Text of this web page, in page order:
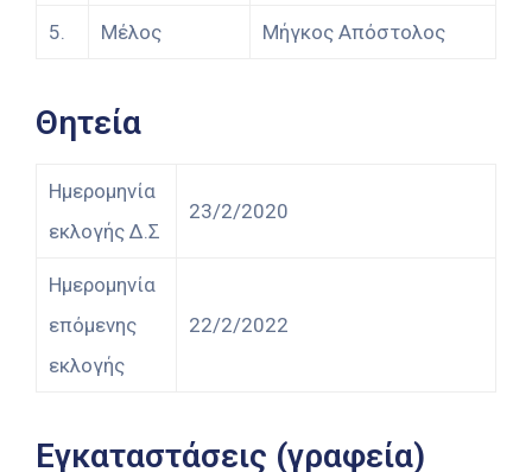
5. Μέλος Μήγκος Απόστολος
Θητεία
Ημερομηνία
εκλογής Δ.Σ
23/2/2020
Ημερομηνία
επόμενης
εκλογής
22/2/2022
Εγκαταστάσεις (γραφεία)